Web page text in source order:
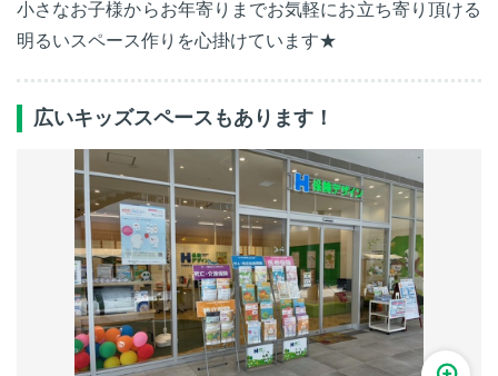
小さなお子様からお年寄りまでお気軽にお立ち寄り頂ける
明るいスペース作りを心掛けています★
広いキッズスペースもあります！